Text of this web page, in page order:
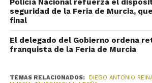
Policía Nacional refuerza el
seguridad de la Feria de Murcia,
final
El delegado del Gobierno ordena
franquista de la Feria de Murcia
TEMAS RELACIONADOS: DIEGO ANTONIO